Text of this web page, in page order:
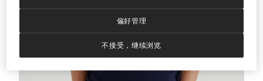
偏好管理
不接受，继续浏览